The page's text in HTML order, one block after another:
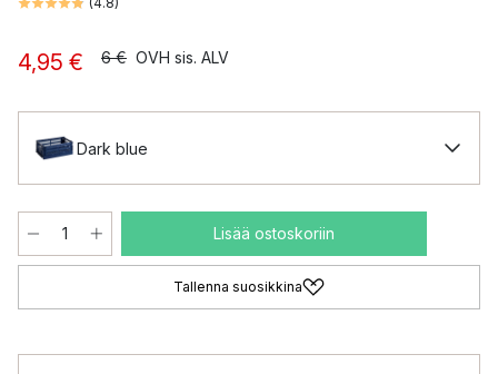
4,95 € 6 € OVH sis. ALV
Dark blue
Lisää ostoskoriin
Tallenna suosikkina